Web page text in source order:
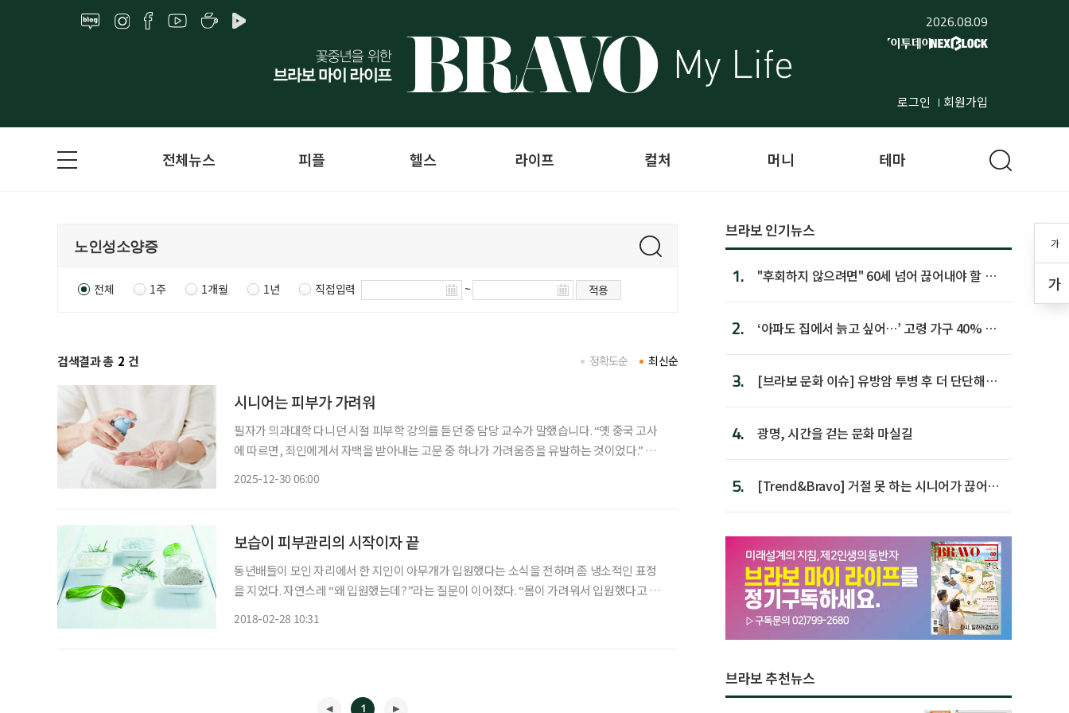
2026.08.09
로그인 회원가입
가
가
전체뉴스 피플 헬스 라이프 컬처 머니 테마
전체 1주 1개월 1년 직접입력 ~ 적용
검색결과 총 2 건 최신순
정확도순
시니어는 피부가 가려워
필자가 의과대학 다니던 시절 피부학 강의를 듣던 중 담당 교수가 말했습니다. “옛 중국 고사
에 따르면, 죄인에게서 자백을 받아내는 고문 중 하나가 가려움증을 유발하는 것이었다.” 피
2025-12-30 06:00
보습이 피부관리의 시작이자 끝
동년배들이 모인 자리에서 한 지인이 아무개가 입원했다는 소식을 전하며 좀 냉소적인 표정
을 지었다. 자연스레 “왜 입원했는데?”라는 질문이 이어졌다. “몸이 가려워서 입원했다고 하
2018-02-28 10:31
1
브라보 인기뉴스
1.
"후회하지 않으려면" 60세 넘어 끊어내야 할 사
2.
‘아파도 집에서 늙고 싶어…’ 고령 가구 40% 노
3.
[브라보 문화 이슈] 유방암 투병 후 더 단단해진
4. 광명, 시간을 걷는 문화 마실길
5.
[Trend&Bravo] 거절 못 하는 시니어가 끊어야
브라보 추천뉴스